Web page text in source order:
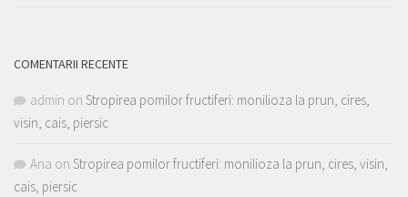
COMENTARII RECENTE
admin on Stropirea pomilor fructiferi: monilioza la prun, cires,
visin, cais, piersic
Ana on Stropirea pomilor fructiferi: monilioza la prun, cires, visin,
cais, piersic